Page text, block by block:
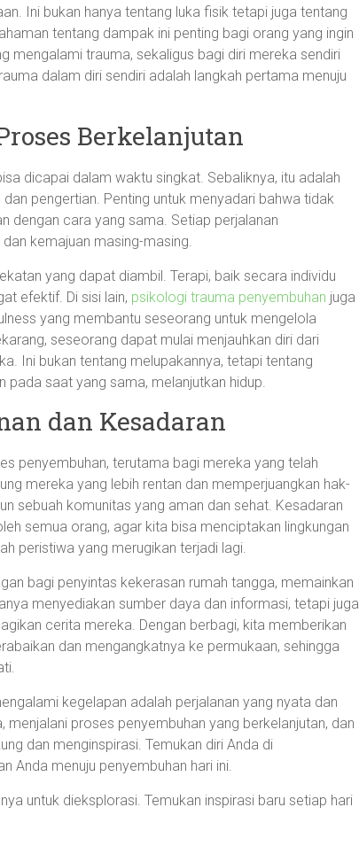
Ini bukan hanya tentang luka fisik tetapi juga tentang
tentang dampak ini penting bagi orang yang ingin
mengalami trauma, sekaligus bagi diri mereka sendiri
dalam diri sendiri adalah langkah pertama menuju
Berkelanjutan
dicapai dalam waktu singkat. Sebaliknya, itu adalah
pengertian. Penting untuk menyadari bahwa tidak
dengan cara yang sama. Setiap perjalanan
kemajuan masing-masing.
yang dapat diambil. Terapi, baik secara individu
efektif. Di sisi lain, psikologi trauma penyembuhan juga
yang membantu seseorang untuk mengelola
seseorang dapat mulai menjauhkan diri dari
Ini bukan tentang melupakannya, tetapi tentang
pada saat yang sama, melanjutkan hidup.
dan Kesadaran
penyembuhan, terutama bagi mereka yang telah
mereka yang lebih rentan dan memperjuangkan hak-
sebuah komunitas yang aman dan sehat. Kesadaran
semua orang, agar kita bisa menciptakan lingkungan
peristiwa yang merugikan terjadi lagi.
bagi penyintas kekerasan rumah tangga, memainkan
menyediakan sumber daya dan informasi, tetapi juga
cerita mereka. Dengan berbagi, kita memberikan
dan mengangkatnya ke permukaan, sehingga
kegelapan adalah perjalanan yang nyata dan
proses penyembuhan yang berkelanjutan, dan
dan menginspirasi. Temukan diri Anda di
Anda menuju penyembuhan hari ini.
untuk dieksplorasi. Temukan inspirasi baru setiap hari